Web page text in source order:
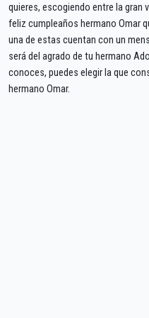
quieres, escogiendo entre la gran
feliz cumpleaños hermano Omar
una de estas cuentan con un
será del agrado de tu hermano
conoces, puedes elegir la que
hermano Omar.